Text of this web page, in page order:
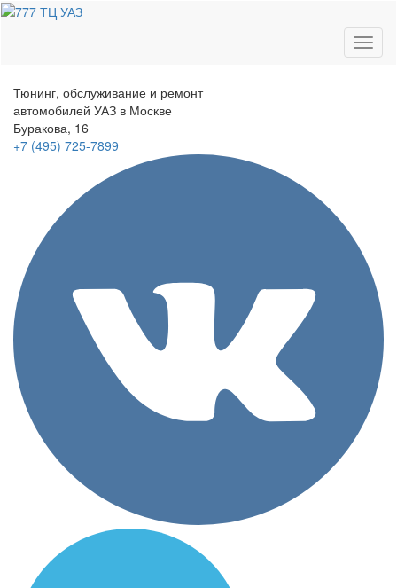
Тюнинг, обслуживание и ремонт
автомобилей УАЗ в Москве
Буракова, 16
+7 (495) 725-7899